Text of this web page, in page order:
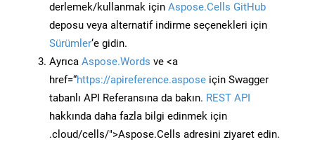
derlemek/kullanmak için Aspose.Cells GitHub
deposu veya alternatif indirme seçenekleri için
Sürümler‘e gidin.
Ayrıca Aspose.Words ve <a
href=“https://apireference.aspose için Swagger
tabanlı API Referansına da bakın. REST API
hakkında daha fazla bilgi edinmek için
.cloud/cells/">Aspose.Cells adresini ziyaret edin.